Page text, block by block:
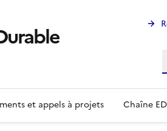
et appels à projets Chaîne